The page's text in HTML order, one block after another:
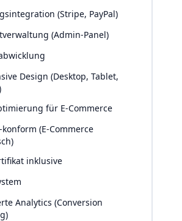
(Stripe, PayPal)
(Admin-Panel)
Design (Desktop, Tablet,
für E-Commerce
konform (E-Commerce
inklusive
Analytics (Conversion